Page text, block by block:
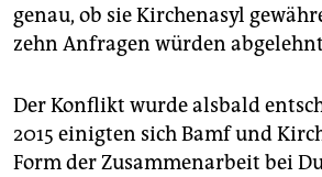
genau, ob sie Kirchenasyl
zehn Anfragen würden
Der Konflikt wurde alsbald
2015 einigten sich Bamf und
Form der Zusammenarbeit bei